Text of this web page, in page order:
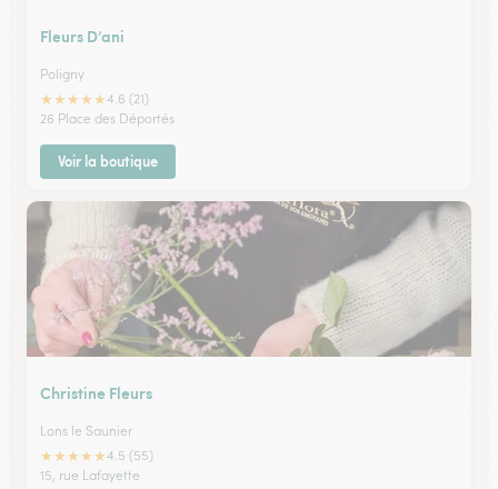
Fleurs D’ani
Poligny
★★★★★4.6 (21)
26 Place des Déportés
Voir la boutique
Christine Fleurs
Lons le Saunier
★★★★★4.5 (55)
15, rue Lafayette